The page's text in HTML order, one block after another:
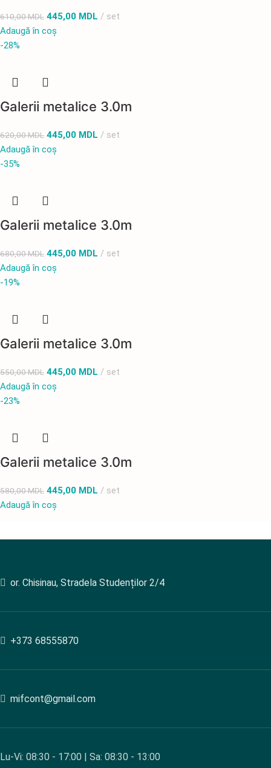
610,00MDL 445,00 MDL
set
Adaugă în coș
-28%
Galerii metalice 3.0m
620,00MDL 445,00 MDL
set
Adaugă în coș
-35%
Galerii metalice 3.0m
680,00MDL 445,00 MDL
set
Adaugă în coș
-19%
Galerii metalice 3.0m
550,00MDL 445,00 MDL
set
Adaugă în coș
-23%
Galerii metalice 3.0m
580,00MDL 445,00 MDL
set
Adaugă în coș
or. Chisinau, Stradela Studenților 2/4
+373 68555870
mifcont@gmail.com
Lu-Vi: 08:30 - 17:00 | Sa: 08:30 - 13:00